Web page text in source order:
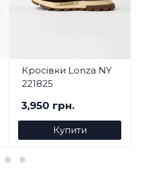
Кросівки Lonza NY
221825
3,950 грн.
Купити